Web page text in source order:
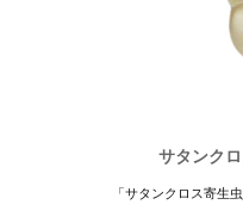
サタンク
「サタンクロス寄生